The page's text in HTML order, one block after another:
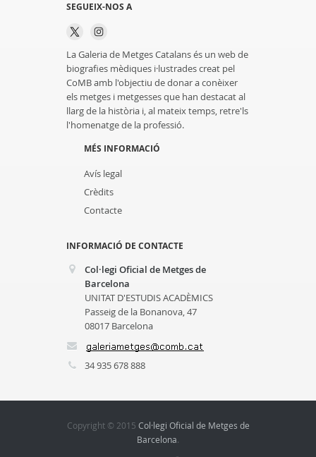
SEGUEIX-NOS A
La Galeria de Metges Catalans és un web de
biografies mèdiques i·lustrades creat pel
CoMB amb l'objectiu de donar a conèixer
els metges i metgesses que han destacat al
llarg de la història i, al mateix temps, retre'ls
l'homenatge de la professió.
MÉS INFORMACIÓ
Avís legal
Crèdits
Contacte
INFORMACIÓ DE CONTACTE
Col·legi Oficial de Metges de
Barcelona
UNITAT D'ESTUDIS ACADÈMICS
Passeig de la Bonanova, 47
08017 Barcelona
34 935 678 888
Copyright © 2015 Col·legi Oficial de Metges de
Barcelona.